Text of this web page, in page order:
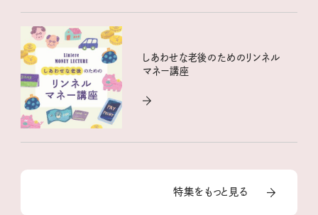
しあわせな老後のためのリンネル
マネー講座
特集をもっと見る